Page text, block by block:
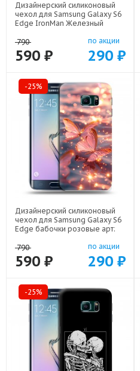
Дизайнерский силиконовый
чехол для Samsung Galaxy S6
Edge IronMan Железный
790
590 ₽
по акции
290 ₽
-25%
Дизайнерский силиконовый
чехол для Samsung Galaxy S6
Edge бабочки розовые арт:
790
590 ₽
по акции
290 ₽
-25%